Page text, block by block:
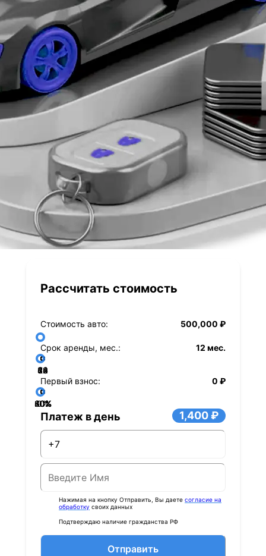
Рассчитать стоимость
Стоимость авто: 500,000 ₽
Срок аренды, мес.: 12 мес.
12
24
36
48
60
72
84
Первый взнос:
0 ₽
0%
20%
40%
60%
80%
Платеж в день 1,400 ₽
Нажимая на кнопку Отправить, Вы даете согласие на
обработку своих данных
Подтверждаю наличие гражданства РФ
Отправить